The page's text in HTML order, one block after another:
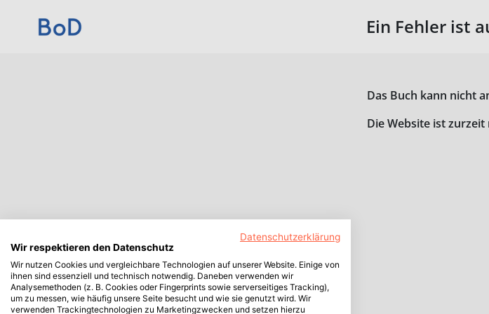
Ein Fehler ist
Das Buch kann nicht
Die Website ist
Datenschutzerklärung
Wir respektieren den Datenschutz
Wir nutzen Cookies und vergleichbare Technologien auf unserer Website. Einige von
ihnen sind essenziell und technisch notwendig. Daneben verwenden wir
Analysemethoden (z. B. Cookies oder Fingerprints sowie serverseitiges Tracking),
um zu messen, wie häufig unsere Seite besucht und wie sie genutzt wird. Wir
verwenden Trackingtechnologien zu Marketingzwecken und setzen hierzu